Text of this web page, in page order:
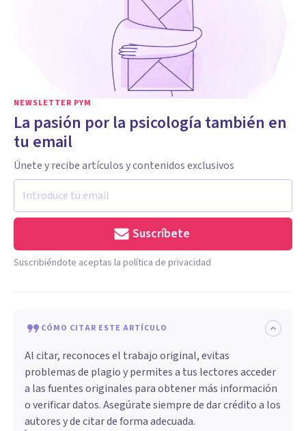
NEWSLETTER PYM
La pasión por la psicología también en
tu email
Únete y recibe artículos y contenidos exclusivos
Suscríbete
Suscribiéndote aceptas la política de privacidad
CÓMO CITAR ESTE ARTÍCULO
Al citar, reconoces el trabajo original, evitas
problemas de plagio y permites a tus lectores acceder
a las fuentes originales para obtener más información
o verificar datos. Asegúrate siempre de dar crédito a los
autores y de citar de forma adecuada.